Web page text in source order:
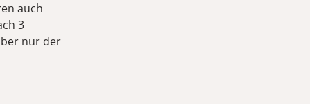
auch
3
nur der